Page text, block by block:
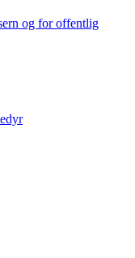
og for offentlig